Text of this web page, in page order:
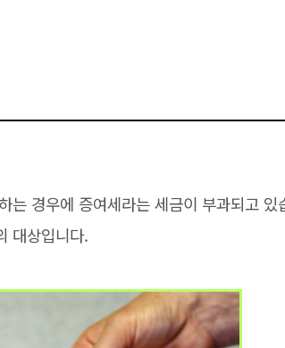
는 경우에 증여세라는 세금이 부과되고 있
대상입니다.